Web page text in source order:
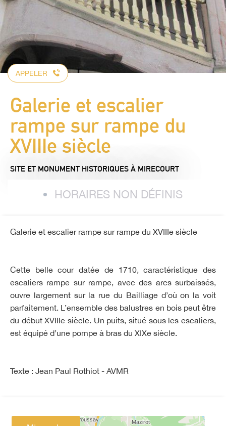
APPELER
Galerie et escalier
rampe sur rampe du
XVIIIe siècle
SITE ET MONUMENT HISTORIQUES À MIRECOURT
HORAIRES NON DÉFINIS
Galerie et escalier rampe sur rampe du XVIIIe siècle
Cette belle cour datée de 1710, caractéristique des
escaliers rampe sur rampe, avec des arcs surbaissés,
ouvre largement sur la rue du Bailliage d’où on la voit
parfaitement. L’ensemble des balustres en bois peut être
du début XVIIIe siècle. Un puits, situé sous les escaliers,
est équipé d’une pompe à bras du XIXe siècle.
Texte : Jean Paul Rothiot - AVMR